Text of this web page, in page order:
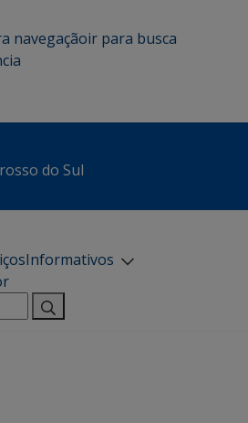
navegaçãoir para busca
do Sul
Informativos